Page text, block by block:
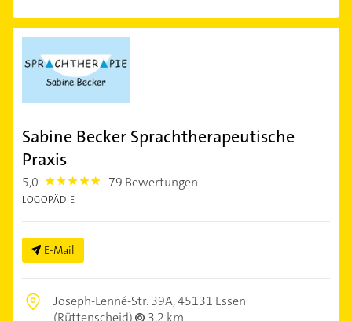
Sabine Becker Sprachtherapeutische
Praxis
5,0 5.0 79 Bewertungen
LOGOPÄDIE
E-Mail
Joseph-Lenné-Str. 39A,45131 Essen
(Rüttenscheid)
3,2 km